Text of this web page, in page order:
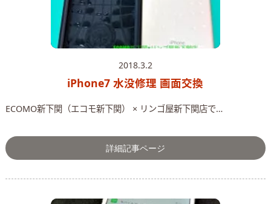
2018.3.2
iPhone7 水没修理 画面交換
ECOMO新下関（エコモ新下関） × リンゴ屋新下関店で…
詳細記事ページ